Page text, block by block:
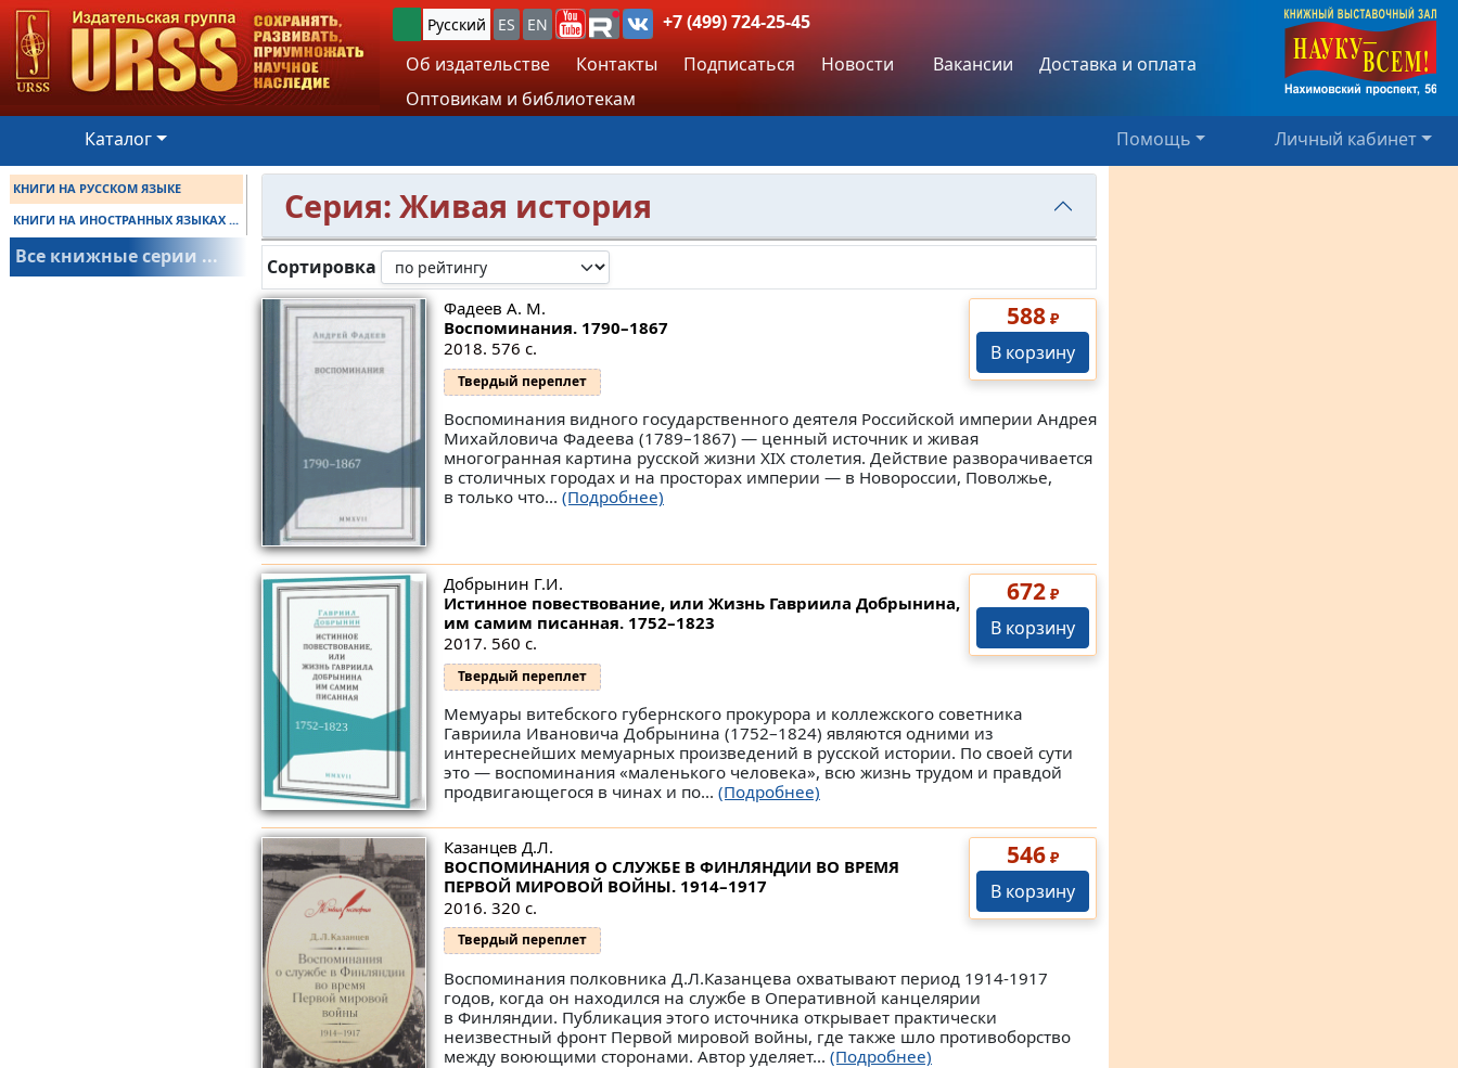
Русский ES EN
+7 (499) 724-25-45
Об издательстве
Контакты Подписаться Новости Вакансии
Доставка и оплата
Оптовикам и библиотекам
Каталог
Помощь Личный кабинет
КНИГИ НА РУССКОМ ЯЗЫКЕ
КНИГИ НА ИНОСТРАННЫХ ЯЗЫКАХ ...
Все книжные серии ...
Серия: Живая история
Сортировка
588 ₽
В корзину
Фадеев А. М.
Воспоминания. 1790–1867
2018. 576 с.
Твердый переплет
Воспоминания видного государственного деятеля Российской империи Андрея
Михайловича Фадеева (1789–1867) — ценный источник и живая
многогранная картина русской жизни XIX столетия. Действие разворачивается
в столичных городах и на просторах империи — в Новороссии, Поволжье,
в только что... (Подробнее)
672 ₽
В корзину
Добрынин Г.И.
Истинное повествование, или Жизнь Гавриила Добрынина,
им самим писанная. 1752–1823
2017. 560 с.
Твердый переплет
Мемуары витебского губернского прокурора и коллежского советника
Гавриила Ивановича Добрынина (1752–1824) являются одними из
интереснейших мемуарных произведений в русской истории. По своей сути
это — воспоминания «маленького человека», всю жизнь трудом и правдой
продвигающегося в чинах и по... (Подробнее)
546 ₽
В корзину
Казанцев Д.Л.
ВОСПОМИНАНИЯ О СЛУЖБЕ В ФИНЛЯНДИИ ВО ВРЕМЯ
ПЕРВОЙ МИРОВОЙ ВОЙНЫ. 1914–1917
2016. 320 с.
Твердый переплет
Воспоминания полковника Д.Л.Казанцева охватывают период 1914-1917
годов, когда он находился на службе в Оперативной канцелярии
в Финляндии. Публикация этого источника открывает практически
неизвестный фронт Первой мировой войны, где также шло противоборство
между воюющими сторонами. Автор уделяет... (Подробнее)